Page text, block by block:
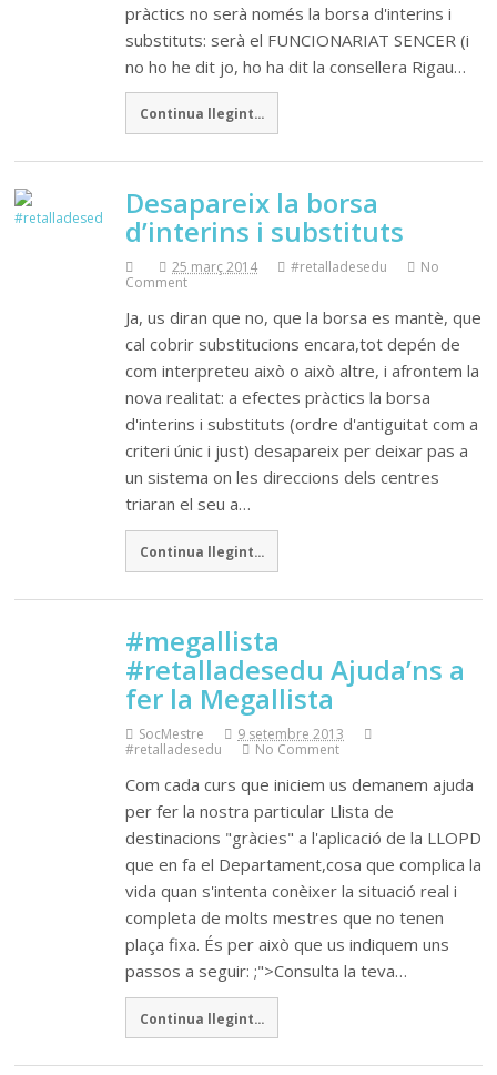
pràctics no serà només la borsa d'interins i
substituts: serà el FUNCIONARIAT SENCER (i
no ho he dit jo, ho ha dit la consellera Rigau…
Continua llegint...
Desapareix la borsa
d’interins i substituts
25 març 2014 #retalladesedu
No
Comment
Ja, us diran que no, que la borsa es mantè, que
cal cobrir substitucions encara,tot depén de
com interpreteu això o això altre, i afrontem la
nova realitat: a efectes pràctics la borsa
d'interins i substituts (ordre d'antiguitat com a
criteri únic i just) desapareix per deixar pas a
un sistema on les direccions dels centres
triaran el seu a…
Continua llegint...
#megallista
#retalladesedu Ajuda’ns a
fer la Megallista
SocMestre
9 setembre 2013
#retalladesedu
No Comment
Com cada curs que iniciem us demanem ajuda
per fer la nostra particular Llista de
destinacions "gràcies" a l'aplicació de la LLOPD
que en fa el Departament,cosa que complica la
vida quan s'intenta conèixer la situació real i
completa de molts mestres que no tenen
plaça fixa. És per això que us indiquem uns
passos a seguir: ;">Consulta la teva…
Continua llegint...